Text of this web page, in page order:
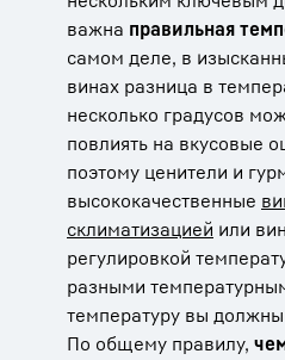
важна правильная
самом деле, в
винах разница в
несколько градусов
повлиять на вкусовые
поэтому ценители и
высококачественные
склиматизацией или
регулировкой
разными
температуру вы должны
По общему правилу,